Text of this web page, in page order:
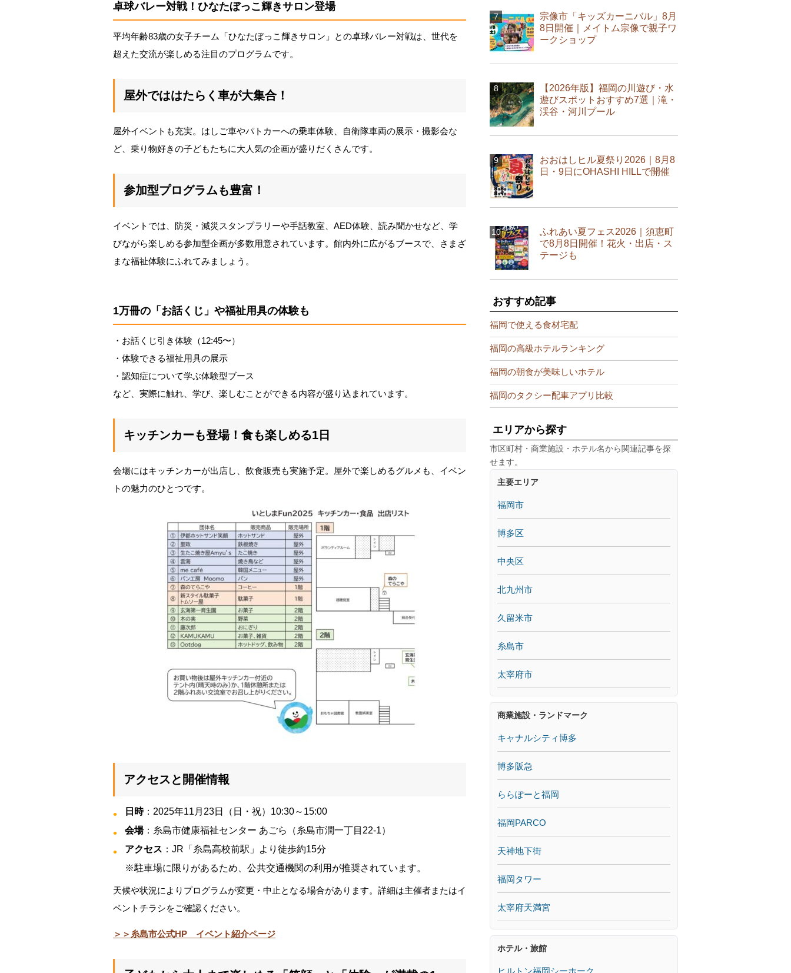
卓球バレー対戦！ひなたぼっこ輝きサロン登場
平均年齢83歳の女子チーム「ひなたぼっこ輝きサロン」との卓球バレー対戦は、世代を
超えた交流が楽しめる注目のプログラムです。
屋外でははたらく車が大集合！
屋外イベントも充実。はしご車やパトカーへの乗車体験、自衛隊車両の展示・撮影会な
ど、乗り物好きの子どもたちに大人気の企画が盛りだくさんです。
参加型プログラムも豊富！
イベントでは、防災・減災スタンプラリーや手話教室、AED体験、読み聞かせなど、学
びながら楽しめる参加型企画が多数用意されています。館内外に広がるブースで、さまざ
まな福祉体験にふれてみましょう。
1万冊の「お話くじ」や福祉用具の体験も
・お話くじ引き体験（12:45〜）
・体験できる福祉用具の展示
・認知症について学ぶ体験型ブース
など、実際に触れ、学び、楽しむことができる内容が盛り込まれています。
キッチンカーも登場！食も楽しめる1日
会場にはキッチンカーが出店し、飲食販売も実施予定。屋外で楽しめるグルメも、イベン
トの魅力のひとつです。
アクセスと開催情報
日時：2025年11月23日（日・祝）10:30～15:00
会場：糸島市健康福祉センター あごら（糸島市潤一丁目22-1）
アクセス ：JR「糸島高校前駅」より徒歩約15分
※駐車場に限りがあるため、公共交通機関の利用が推奨されています。
天候や状況によりプログラムが変更・中止となる場合があります。詳細は主催者またはイ
ベントチラシをご確認ください。
＞＞糸島市公式HP イベント紹介ページ
宗像市「キッズカーニバル」8月
8日開催｜メイトム宗像で親子ワ
ークショップ
【2026年版】福岡の川遊び・水
遊びスポットおすすめ7選｜滝・
渓谷・河川プール
おおはしヒル夏祭り2026｜8月8
日・9日にOHASHI HILLで開催
ふれあい夏フェス2026｜須恵町
で8月8日開催！花火・出店・ス
テージも
おすすめ記事
福岡で使える食材宅配
福岡の高級ホテルランキング
福岡の朝食が美味しいホテル
福岡のタクシー配車アプリ比較
エリアから探す
市区町村・商業施設・ホテル名から関連記事を探
せます。
主要エリア
福岡市
博多区
中央区
北九州市
久留米市
糸島市
太宰府市
商業施設・ランドマーク
キャナルシティ博多
博多阪急
ららぽーと福岡
福岡PARCO
天神地下街
福岡タワー
太宰府天満宮
ホテル・旅館
ヒルトン福岡シーホーク